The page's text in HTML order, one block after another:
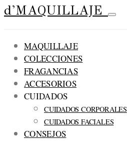
d'MAQUILLAJE
MAQUILLAJE
COLECCIONES
FRAGANCIAS
ACCESORIOS
CUIDADOS
CUIDADOS CORPORALES
CUIDADOS FACIALES
CONSEJOS